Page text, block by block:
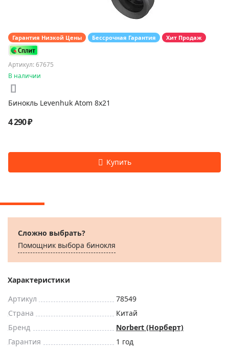
Гарантия Низкой Цены Бессрочная Гарантия Хит Продаж
Артикул: 67675
В наличии
Бинокль Levenhuk Atom 8x21
4 290 ₽
Сложно выбрать?
Помощник выбора бинокля
Характеристики
Артикул
78549
Страна
Китай
Бренд
Norbert (Норберт)
Гарантия
1 год